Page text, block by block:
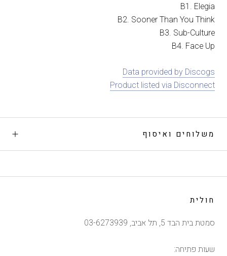
B1. Elegia
B2. Sooner Than You Think
B3. Sub-Culture
B4. Face Up
Data provided by Discogs
Product listed via Disconnect
משלוחים ואיסוף
חולית
סמטת בית הבד 5, תל אביב, 03-6273939
שעות פתיחה: